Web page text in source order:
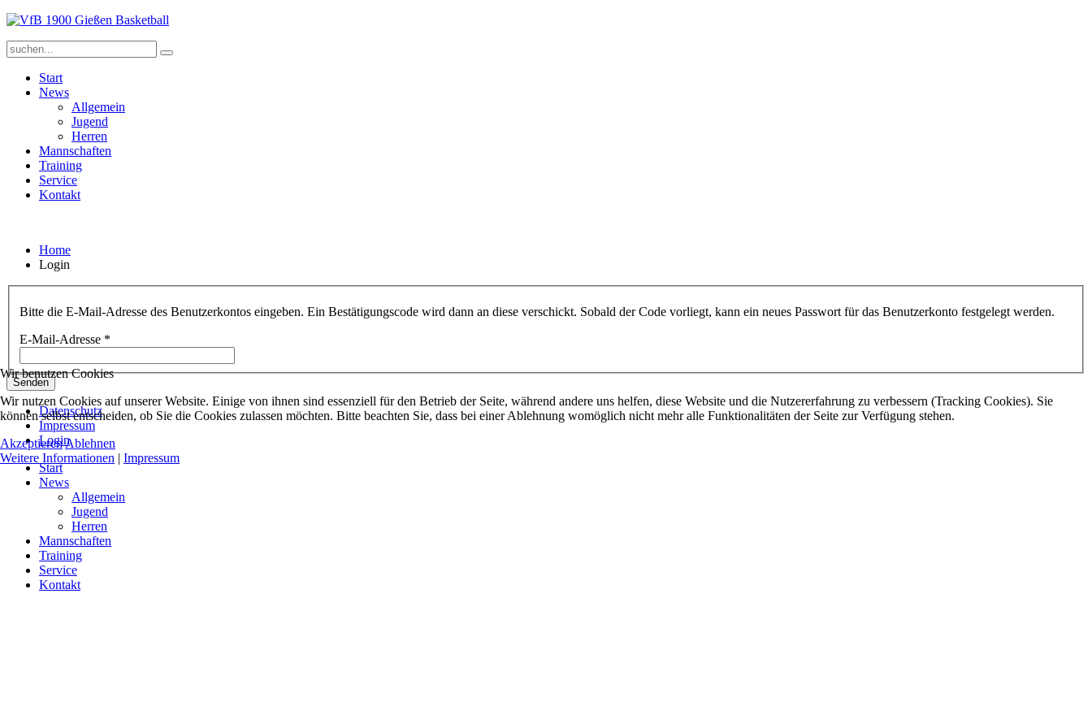
Start
News
Allgemein
Jugend
Herren
Mannschaften
Training
Service
Kontakt
Home
Login
Bitte die E-Mail-Adresse des Benutzerkontos eingeben. Ein Bestätigungscode wird dann an diese verschickt. Sobald der Code vorliegt, kann ein neues Passwort für das Benutzerkonto festgelegt werden.
E-Mail-Adresse *
Senden
Datenschutz
Impressum
Login
Start
News
Allgemein
Jugend
Herren
Mannschaften
Training
Service
Kontakt
Wir benutzen Cookies
Wir nutzen Cookies auf unserer Website. Einige von ihnen sind essenziell für den Betrieb der Seite, während andere uns helfen, diese Website und die Nutzererfahrung zu verbessern (Tracking Cookies). Sie
können selbst entscheiden, ob Sie die Cookies zulassen möchten. Bitte beachten Sie, dass bei einer Ablehnung womöglich nicht mehr alle Funktionalitäten der Seite zur Verfügung stehen.
AkzeptierenAblehnen
Weitere Informationen | Impressum